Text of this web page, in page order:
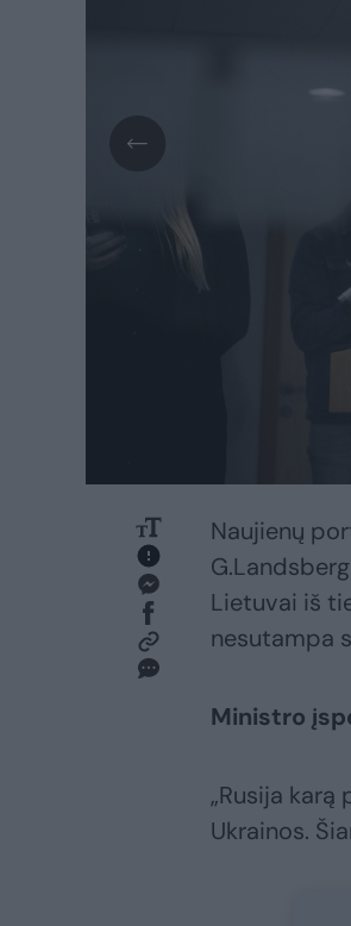
Naujienų
Lietuvai iš
nesutampa
Ministro
„Rusija
Ukrainos.